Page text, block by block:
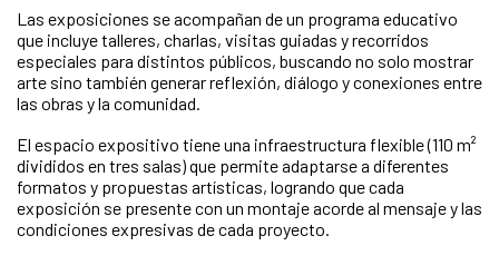
Las exposiciones se acompañan de un programa educativo
que incluye talleres, charlas, visitas guiadas y recorridos
especiales para distintos públicos, buscando no solo mostrar
arte sino también generar reflexión, diálogo y conexiones entre
las obras y la comunidad.
El espacio expositivo tiene una infraestructura flexible (110 m²
divididos en tres salas) que permite adaptarse a diferentes
formatos y propuestas artísticas, logrando que cada
exposición se presente con un montaje acorde al mensaje y las
condiciones expresivas de cada proyecto.